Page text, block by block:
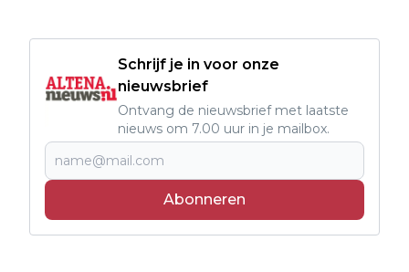
Schrijf je in voor onze
nieuwsbrief
Ontvang de nieuwsbrief met laatste
nieuws om 7.00 uur in je mailbox.
Abonneren